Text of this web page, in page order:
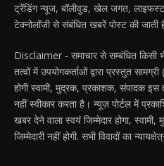
ट्रेंडिंग न्यूज, बॉलीवुड, खेल जगत,
टेक्नोलॉजी से संबंधित खबरें पोस्ट की जाती
Disclaimer - समाचार से सम्बंधित किसी
तत्वों में उपयोगकर्ताओं द्वारा प्रस्तुत
होगी स्वामी, मुद्रक, प्रकाशक, संपादक इस
नहीं स्वीकार करता है। न्यूज़ पोर्टल में
खबर देने वाला स्वयं जिम्मेदार होगा,
जिम्मेदारी नहीं होगी. सभी विवादों का